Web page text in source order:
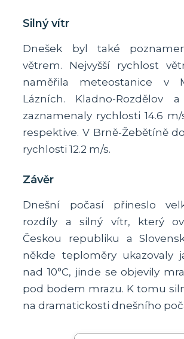
Silný vítr
Dnešek byl také
větrem. Nejvyšší rychlost
naměřila meteostanice v
Lázních. Kladno-Rozdělov
zaznamenaly rychlosti 14.6 m/
respektive. V Brně-Žebětíně
rychlosti 12.2 m/s.
Závěr
Dnešní počasí přineslo
rozdíly a silný vítr, který
Českou republiku a
někde teploměry ukazovaly
nad 10°C, jinde se objevily
pod bodem mrazu. K tomu
na dramatickosti dnešního